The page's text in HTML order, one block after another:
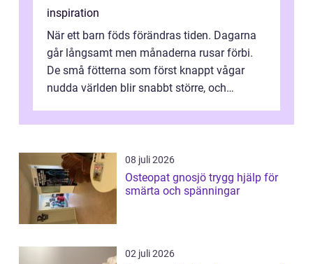
inspiration
När ett barn föds förändras tiden. Dagarna
går långsamt men månaderna rusar förbi.
De små fötterna som först knappt vågar
nudda världen blir snabbt större, och
08 juli 2026
Osteopat gnosjö trygg hjälp för
smärta och spänningar
02 juli 2026